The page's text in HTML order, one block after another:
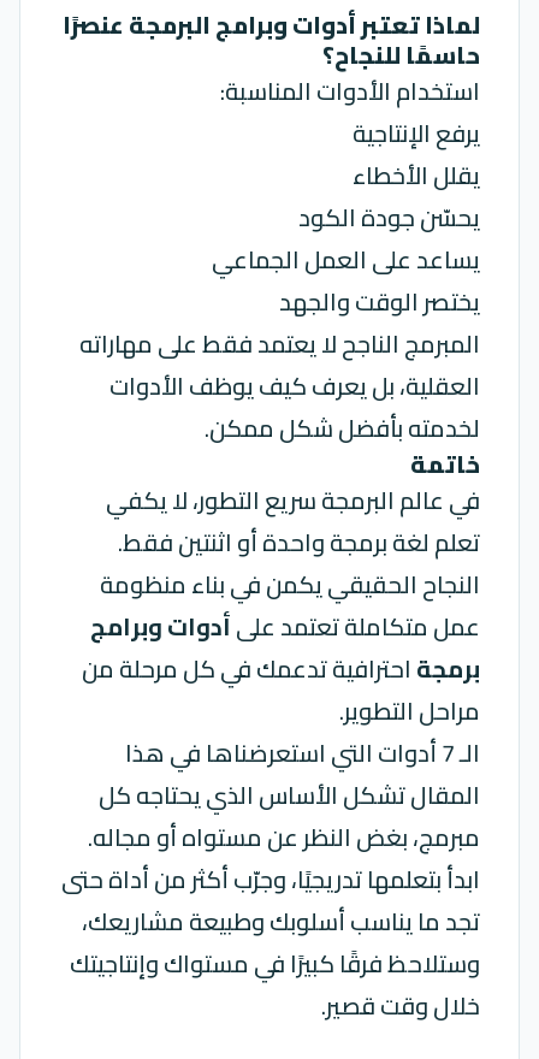
لماذا تعتبر أدوات وبرامج البرمجة عنصرًا
حاسمًا للنجاح؟
استخدام الأدوات المناسبة:
يرفع الإنتاجية
يقلل الأخطاء
يحسّن جودة الكود
يساعد على العمل الجماعي
يختصر الوقت والجهد
المبرمج الناجح لا يعتمد فقط على مهاراته
العقلية، بل يعرف كيف يوظف الأدوات
لخدمته بأفضل شكل ممكن.
خاتمة
في عالم البرمجة سريع التطور، لا يكفي
تعلم لغة برمجة واحدة أو اثنتين فقط.
النجاح الحقيقي يكمن في بناء منظومة
عمل متكاملة تعتمد علىأدوات وبرامج
برمجةاحترافية تدعمك في كل مرحلة من
مراحل التطوير.
الـ 7 أدوات التي استعرضناها في هذا
المقال تشكل الأساس الذي يحتاجه كل
مبرمج، بغض النظر عن مستواه أو مجاله.
ابدأ بتعلمها تدريجيًا، وجرّب أكثر من أداة حتى
تجد ما يناسب أسلوبك وطبيعة مشاريعك،
وستلاحظ فرقًا كبيرًا في مستواك وإنتاجيتك
خلال وقت قصير.